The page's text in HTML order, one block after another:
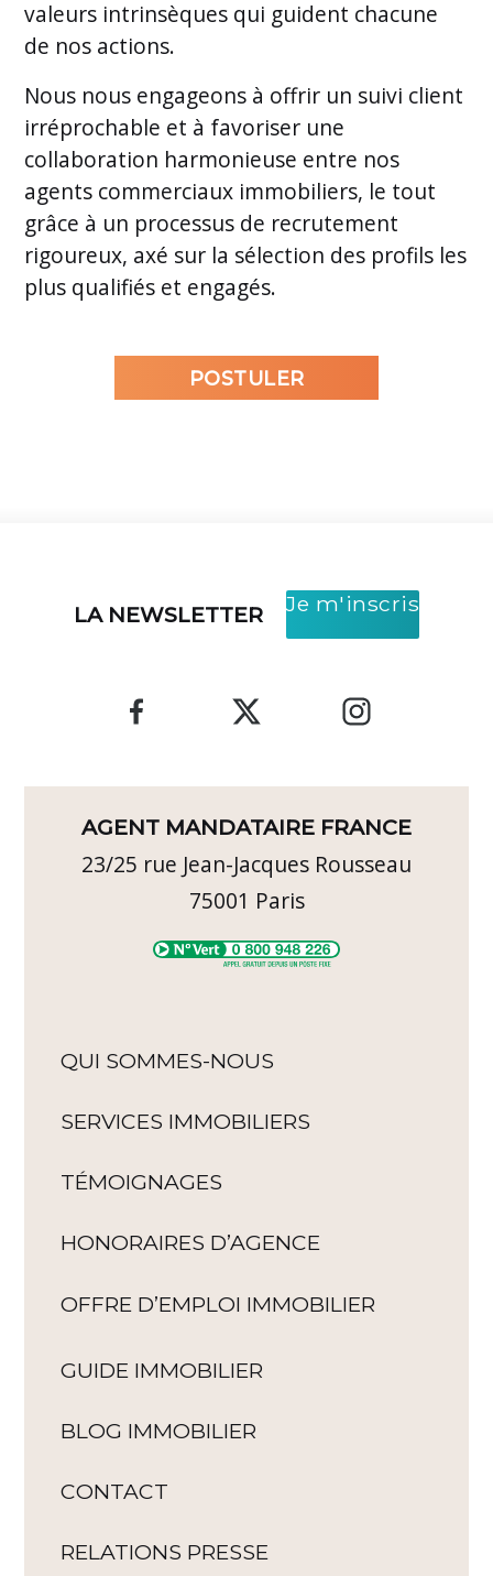
valeurs intrinsèques qui guident chacune
de nos actions.
Nous nous engageons à offrir un suivi client
irréprochable et à favoriser une
collaboration harmonieuse entre nos
agents commerciaux immobiliers, le tout
grâce à un processus de recrutement
rigoureux, axé sur la sélection des profils les
plus qualifiés et engagés.
POSTULER
LA NEWSLETTER Je m'inscris
AGENT MANDATAIRE FRANCE
23/25 rue Jean-Jacques Rousseau
75001 Paris
QUI SOMMES-NOUS
SERVICES IMMOBILIERS
TÉMOIGNAGES
HONORAIRES D’AGENCE
OFFRE D’EMPLOI IMMOBILIER
GUIDE IMMOBILIER
BLOG IMMOBILIER
CONTACT
RELATIONS PRESSE